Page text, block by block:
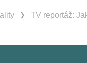
TV reportáž: